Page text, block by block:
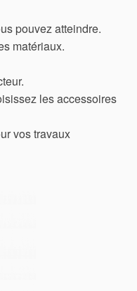
pouvez atteindre.
matériaux.
les accessoires